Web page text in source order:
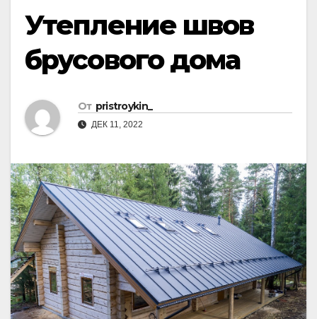
Утепление швов
брусового дома
От pristroykin_
ДЕК 11, 2022